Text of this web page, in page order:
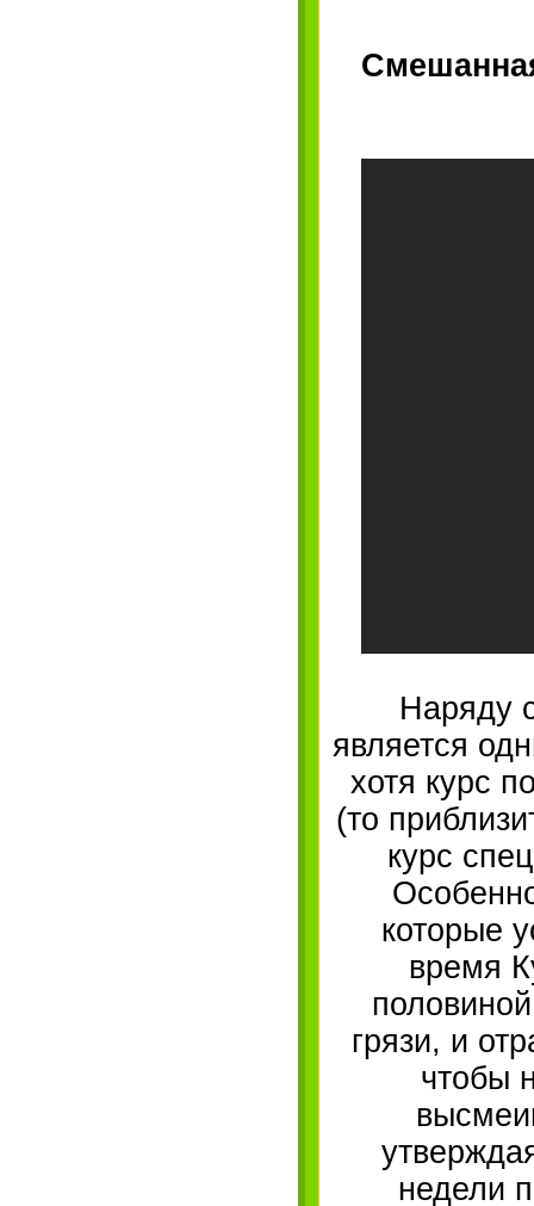
Наряду
является
хотя курс
(то
курс
которые
время
грязи, и
чтобы
недели